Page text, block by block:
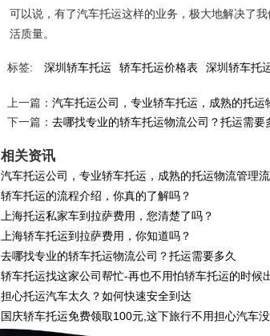
可以说，有了汽车托运这样的业务，极大地解决了
活质量。
标签: 深圳轿车托运 轿车托运价格表 深圳轿车托
上一篇：汽车托运公司，专业轿车托运，成熟的托运
下一篇：去哪找专业的轿车托运物流公司？托运需要
相关资讯
汽车托运公司，专业轿车托运，成熟的托运物流管理
轿车托运的流程介绍，你真的了解吗？
上海托运私家车到拉萨费用，您清楚了吗？
上海轿车托运到拉萨费用，你知道吗？
去哪找专业的轿车托运物流公司？托运需要多久
轿车托运找这家公司帮忙-再也不用怕轿车托运的时候
担心托运汽车太久？如何快速安全到达
国庆轿车托运免费领取100元,这下旅行不用担心汽车